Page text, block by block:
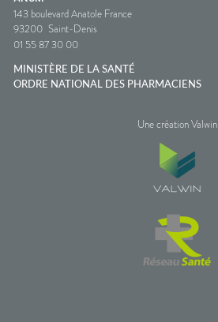
143 boulevard Anatole France
93200 Saint-Denis
01 55 87 30 00
MINISTÈRE DE LA SANTÉ
ORDRE NATIONAL DES PHARMACIENS
Une création Valwin